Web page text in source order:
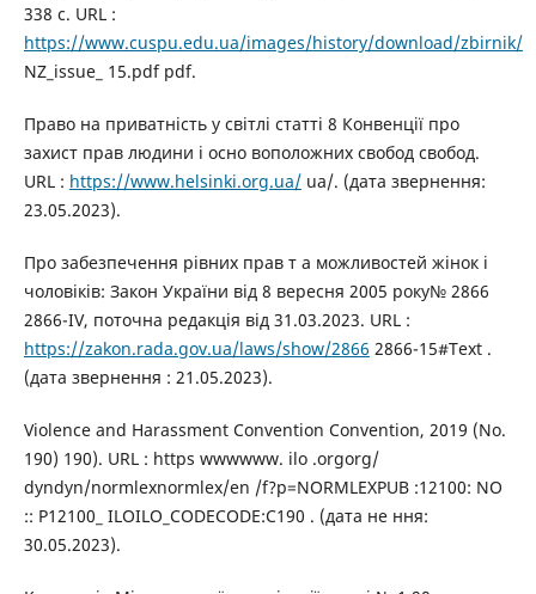
338 с. URL :
https://www.cuspu.edu.ua/images/history/download/zbirnik/
NZ_issue_ 15.pdf pdf.
Право на приватність у світлі статті 8 Конвенції про
захист прав людини і осно воположних свобод свобод.
URL : https://www.helsinki.org.ua/ua/. (дата звернення:
23.05.2023).
Про забезпечення рівних прав т а можливостей жінок і
чоловіків: Закон України від 8 вересня 2005 року№ 2866
2866-IV, поточна редакція від 31.03.2023. URL :
https://zakon.rada.gov.ua/laws/show/2866 2866-15#Text .
(дата звернення : 21.05.2023).
Violence and Harassment Convention Convention, 2019 (No.
190) 190). URL : https wwwwww. ilo .orgorg/
dyndyn/normlexnormlex/en /f?p=NORMLEXPUB :12100: NO
:: P12100_ ILOILO_CODECODE:C190 . (дата не ння:
30.05.2023).